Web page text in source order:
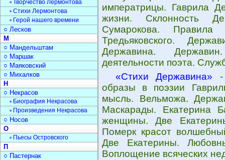
императрицы. Гаврила
жизни. Склонность
Сумарокова.
Тредьяковского.
Державина.
деятельности поэта.
«Стихи Державина» -
образы в поэзии
мысль. Вельможа.
Маскарады. Екатерина
женщины. Две
Померк красот
Две Екатерины.
Воплощение всяческих
▫ Творчество Лермонтова
▫ Стихи Лермонтова
▫ Герой нашего времени
○ Лесков
М
○ Мандельштам
○ Маршак
○ Маяковский
○ Михалков
Н
○ Некрасов
▫ Биография Некрасова
▫ Произведения Некрасова
○ Носов
О
▫ Пьесы Островского
П
○ Пастернак